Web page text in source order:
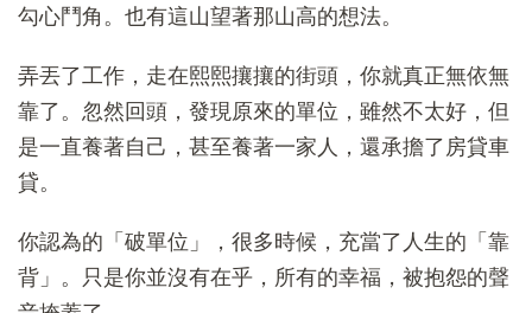
勾心鬥角。也有這山望著那山高的想法。
弄丟了工作，走在熙熙攘攘的街頭，你就真正無依無
靠了。忽然回頭，發現原來的單位，雖然不太好，但
是一直養著自己，甚至養著一家人，還承擔了房貸車
貸。
你認為的「破單位」，很多時候，充當了人生的「靠
背」。只是你並沒有在乎，所有的幸福，被抱怨的聲